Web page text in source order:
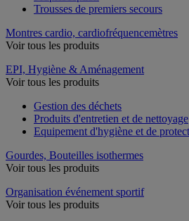
Trousses de premiers secours
Montres cardio, cardiofréquencemètres
Voir tous les produits
EPI, Hygiène & Aménagement
Voir tous les produits
Gestion des déchets
Produits d'entretien et de nettoyage
Equipement d'hygiène et de
Gourdes, Bouteilles isothermes
Voir tous les produits
Organisation événement sportif
Voir tous les produits